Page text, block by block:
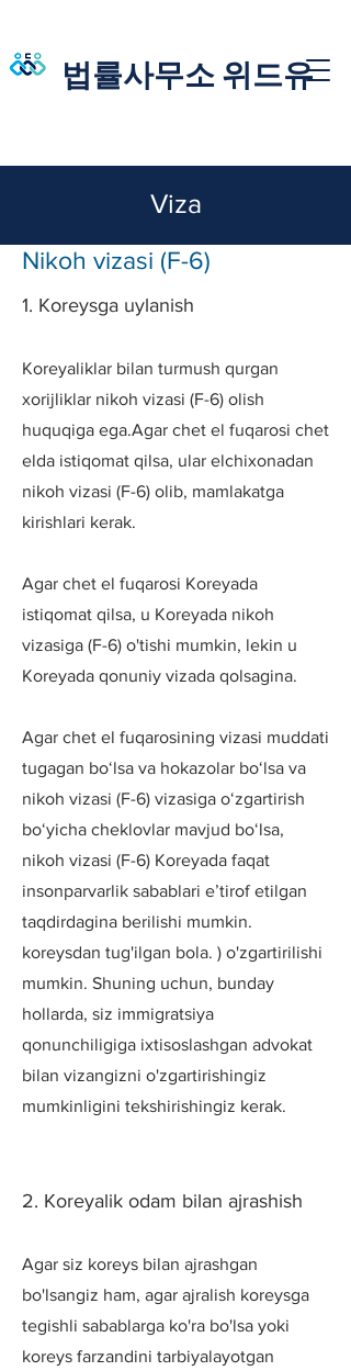
법률사무소 위드유
Viza
Nikoh vizasi (F-6)
1. Koreysga uylanish
Koreyaliklar bilan turmush qurgan
xorijliklar nikoh vizasi (F-6) olish
huquqiga ega.Agar chet el fuqarosi chet
elda istiqomat qilsa, ular elchixonadan
nikoh vizasi (F-6) olib, mamlakatga
kirishlari kerak.
Agar chet el fuqarosi Koreyada
istiqomat qilsa, u Koreyada nikoh
vizasiga (F-6) o'tishi mumkin, lekin u
Koreyada qonuniy vizada qolsagina.
Agar chet el fuqarosining vizasi muddati
tugagan boʻlsa va hokazolar boʻlsa va
nikoh vizasi (F-6) vizasiga oʻzgartirish
boʻyicha cheklovlar mavjud boʻlsa,
nikoh vizasi (F-6) Koreyada faqat
insonparvarlik sabablari eʼtirof etilgan
taqdirdagina berilishi mumkin.
koreysdan tug'ilgan bola. ) o'zgartirilishi
mumkin. Shuning uchun, bunday
hollarda, siz immigratsiya
qonunchiligiga ixtisoslashgan advokat
bilan vizangizni o'zgartirishingiz
mumkinligini tekshirishingiz kerak.
2. Koreyalik odam bilan ajrashish
Agar siz koreys bilan ajrashgan
bo'lsangiz ham, agar ajralish koreysga
tegishli sabablarga ko'ra bo'lsa yoki
koreys farzandini tarbiyalayotgan